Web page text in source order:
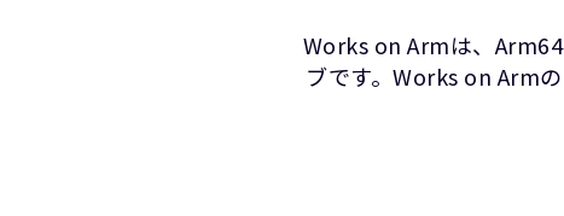
Works on Armは、
ブです。Works on Arm